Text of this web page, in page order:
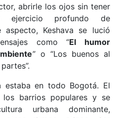
abrirle los ojos sin tener
profundo de
aspecto, Keshava se lució
como “El humor
” o “Los buenos al
en todo Bogotá. El
barrios populares y se
urbana dominante,